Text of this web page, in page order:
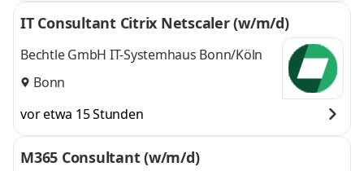
IT Consultant Citrix Netscaler (w/m/d)
Bechtle GmbH IT-Systemhaus Bonn/Köln
Bonn
vor etwa 15 Stunden
M365 Consultant (w/m/d)